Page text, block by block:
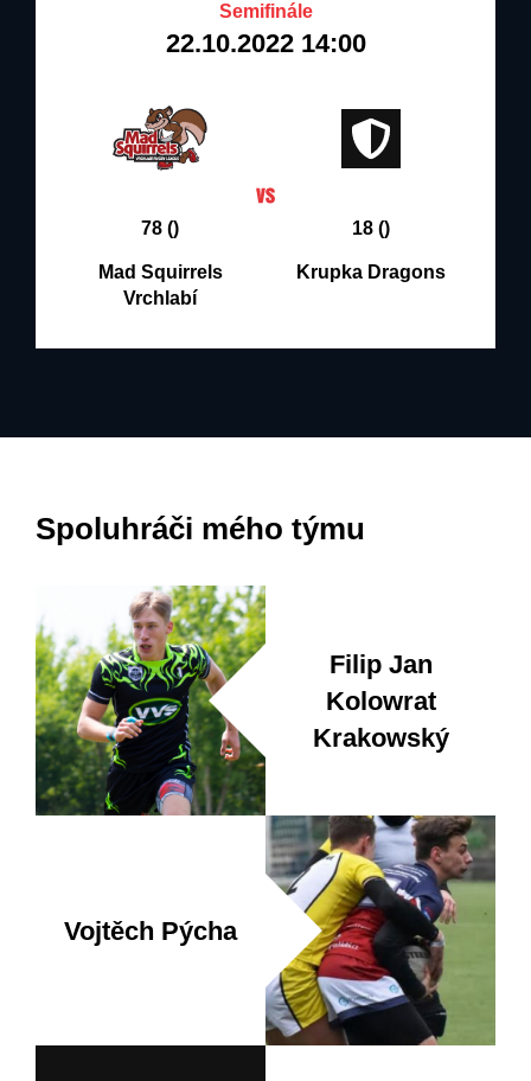
Semifinále
22.10.2022 14:00
78 ()
Mad Squirrels
Vrchlabí
18 ()
Krupka Dragons
Spoluhráči mého týmu
Filip Jan
Kolowrat
Krakowský
Vojtěch Pýcha